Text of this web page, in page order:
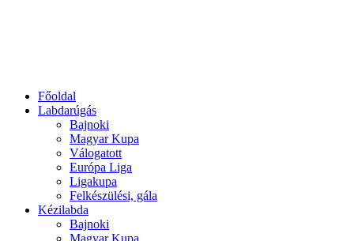
Főoldal
Labdarúgás
Bajnoki
Magyar Kupa
Válogatott
Európa Liga
Ligakupa
Felkészülési, gála
Kézilabda
Bajnoki
Magyar Kupa